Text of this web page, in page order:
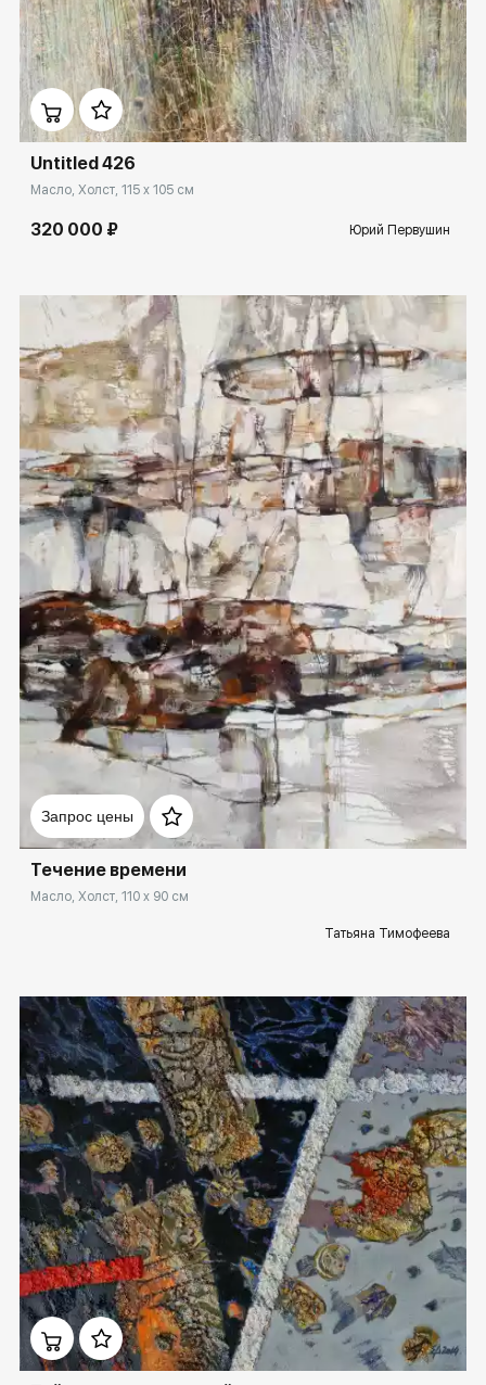
Домен: rakovgallery.ru
Untitled 426
Масло, Холст, 115 x 105 см
320 000 ₽ Юрий Первушин
Запрос цены
Домен: rakovgallery.ru
Течение времени
Масло, Холст, 110 x 90 см
Татьяна Тимофеева
Домен: rakovgallery.ru